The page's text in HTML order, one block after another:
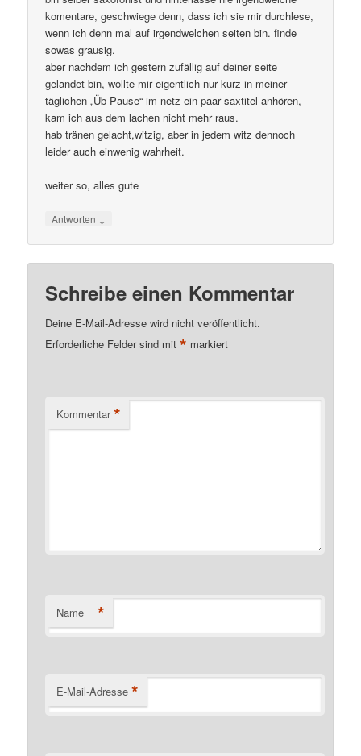
komentare, geschwiege denn, dass ich sie mir durchlese,
wenn ich denn mal auf irgendwelchen seiten bin. finde
sowas grausig.
aber nachdem ich gestern zufällig auf deiner seite
gelandet bin, wollte mir eigentlich nur kurz in meiner
täglichen „Üb-Pause“ im netz ein paar saxtitel anhören,
kam ich aus dem lachen nicht mehr raus.
hab tränen gelacht,witzig, aber in jedem witz dennoch
leider auch einwenig wahrheit.
weiter so, alles gute
Antworten ↓
Schreibe einen Kommentar
Deine E-Mail-Adresse wird nicht veröffentlicht.
Erforderliche Felder sind mit* markiert
Kommentar *
Name *
E-Mail-Adresse *